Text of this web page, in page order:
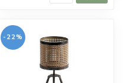
-22%